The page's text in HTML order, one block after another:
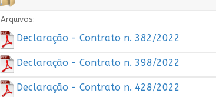
Arquivos:
Declaração - Contrato n. 382/2022
Declaração - Contrato n. 398/2022
Declaração - Contrato n. 428/2022